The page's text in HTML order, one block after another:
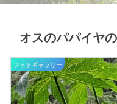
オスのパパイヤ
フォトギャラリー